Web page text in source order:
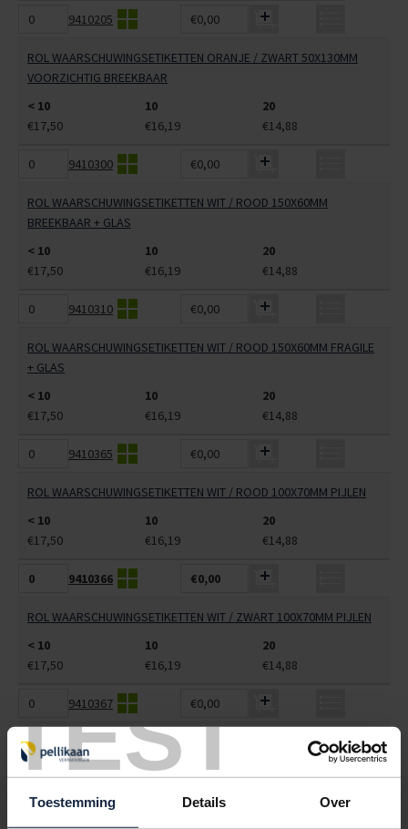
TEST
Toestemming Details Over
9410205 €0,00
ROL WAARSCHUWINGSETIKETTEN ORANJE / ZWART 50X130MM
VOORZICHTIG BREEKBAAR
< 10
10
20
€17,50
€16,19 €14,88
9410300 €0,00
ROL WAARSCHUWINGSETIKETTEN WIT / ROOD 150X60MM
BREEKBAAR + GLAS
< 10
10
20
€17,50
€16,19 €14,88
9410310 €0,00
ROL WAARSCHUWINGSETIKETTEN WIT / ROOD 150X60MM FRAGILE
+ GLAS
< 10
10
20
€17,50
€16,19 €14,88
9410365 €0,00
ROL WAARSCHUWINGSETIKETTEN WIT / ROOD 100X70MM PIJLEN
< 10
10
20
€17,50
€16,19 €14,88
9410366 €0,00
ROL WAARSCHUWINGSETIKETTEN WIT / ZWART 100X70MM PIJLEN
< 10
10
20
€17,50
€16,19 €14,88
9410367 €0,00
ROL WAARSCHUWINGSETIKETTEN WIT / ROOD 100X70MM PARAPLU
< 10
10